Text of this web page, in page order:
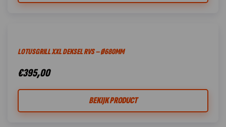
LOTUSGRILL XXL DEKSEL RVS – Ø680MM
€395,00
BEKIJK PRODUCT